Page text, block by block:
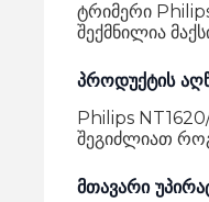
ტრიმერი
შექმნილია
პროდუქტის
Philips
შეგიძლიათ
მთავარი